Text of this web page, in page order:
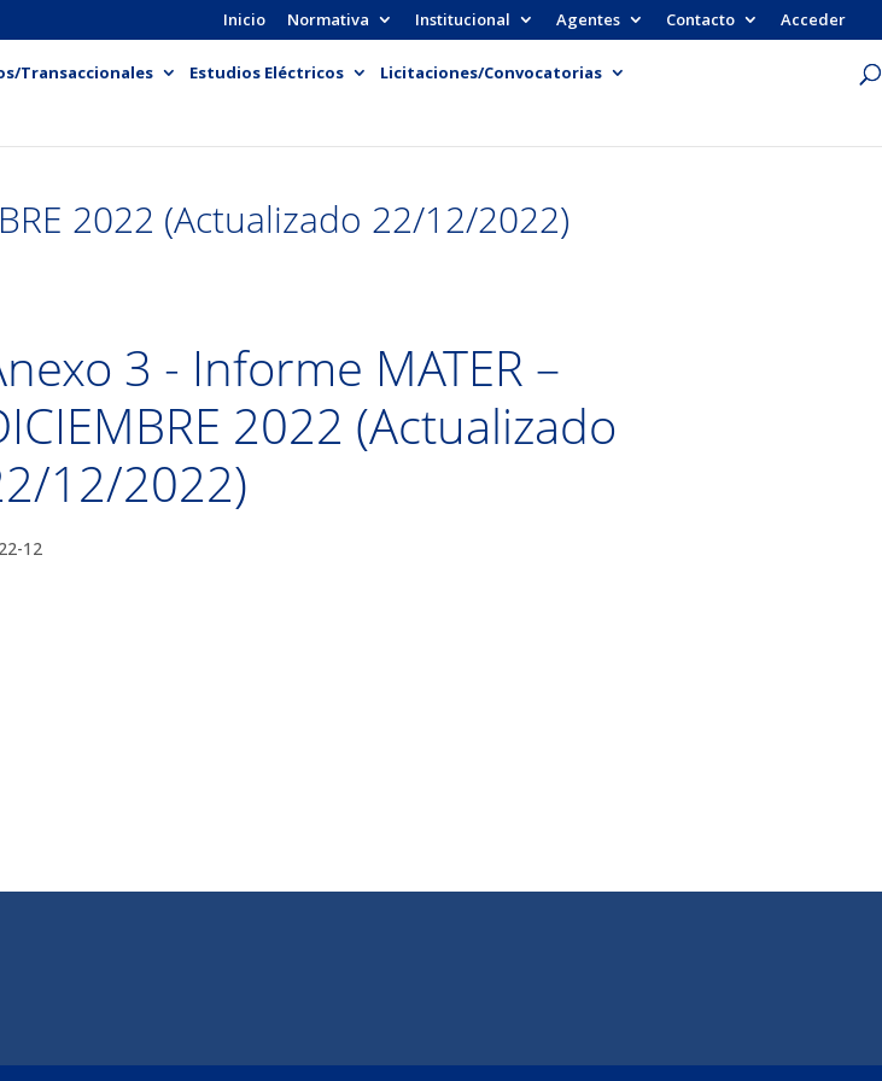
Inicio Normativa Institucional Agentes Contacto Acceder
Transaccionales Estudios Eléctricos
Licitaciones/Convocatorias
2022 (Actualizado 22/12/2022)
3 - Informe MATER –
2022 (Actualizado
12/2022)
12